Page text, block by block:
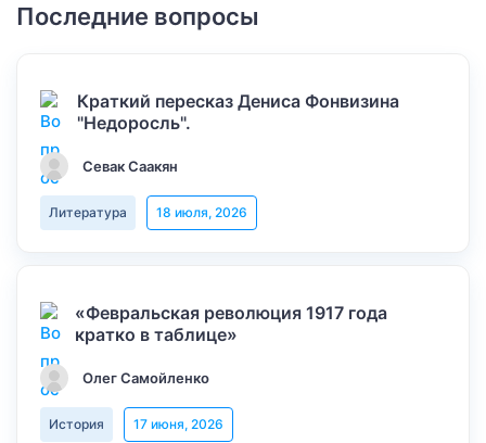
Последние вопросы
Краткий пересказ Дениса Фонвизина
"Недоросль".
Севак Саакян
Литература 18 июля, 2026
«Февральская революция 1917 года
кратко в таблице»
Олег Самойленко
История 17 июня, 2026